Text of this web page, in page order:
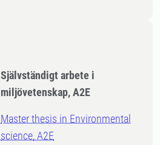
Självständigt arbete i
miljövetenskap, A2E
Master thesis in Environmental
science, A2E